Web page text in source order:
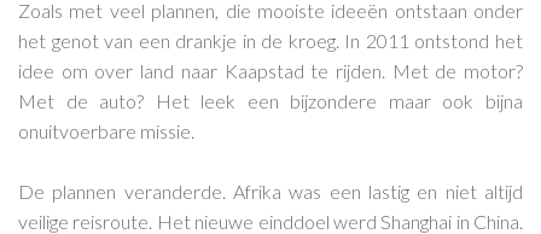
Zoals met veel plannen, die mooiste ideeën ontstaan onder
het genot van een drankje in de kroeg. In 2011 ontstond het
idee om over land naar Kaapstad te rijden. Met de motor?
Met de auto? Het leek een bijzondere maar ook bijna
onuitvoerbare missie.
De plannen veranderde. Afrika was een lastig en niet altijd
veilige reisroute. Het nieuwe einddoel werd Shanghai in China.